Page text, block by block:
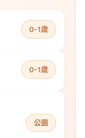
0-1歲
0-1歲
公園